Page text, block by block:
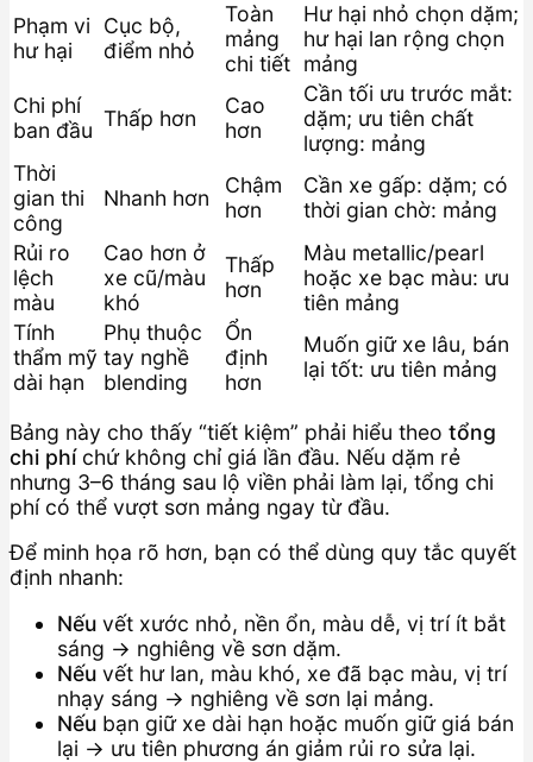
Phạm vi
hư hại
Cục bộ,
điểm nhỏ
Toàn
mảng
chi tiết
Hư hại nhỏ chọn dặm;
hư hại lan rộng chọn
mảng
Chi phí
ban đầu Thấp hơn
Cao
hơn
Cần tối ưu trước mắt:
dặm; ưu tiên chất
lượng: mảng
Thời
gian thi
công
Nhanh hơn
Chậm
hơn
Cần xe gấp: dặm; có
thời gian chờ: mảng
Rủi ro
lệch
màu
Cao hơn ở
xe cũ/màu
khó
Thấp
hơn
Màu metallic/pearl
hoặc xe bạc màu: ưu
tiên mảng
Tính
thẩm mỹ
dài hạn
Phụ thuộc
tay nghề
blending
Ổn
định
hơn
Muốn giữ xe lâu, bán
lại tốt: ưu tiên mảng
Bảng này cho thấy “tiết kiệm” phải hiểu theo tổng
chi phíchứ không chỉ giá lần đầu. Nếu dặm rẻ
nhưng 3–6 tháng sau lộ viền phải làm lại, tổng chi
phí có thể vượt sơn mảng ngay từ đầu.
Để minh họa rõ hơn, bạn có thể dùng quy tắc quyết
định nhanh:
Nếu vết xước nhỏ, nền ổn, màu dễ, vị trí ít bắt
sáng → nghiêng về sơn dặm.
Nếu vết hư lan, màu khó, xe đã bạc màu, vị trí
nhạy sáng → nghiêng về sơn lại mảng.
Nếu bạn giữ xe dài hạn hoặc muốn giữ giá bán
lại → ưu tiên phương án giảm rủi ro sửa lại.